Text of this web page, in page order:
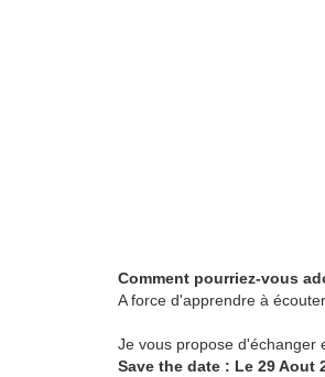
Comment pourriez-vous
A force d'apprendre à
Je vous propose d'échanger
Save the date : Le 29 Aout